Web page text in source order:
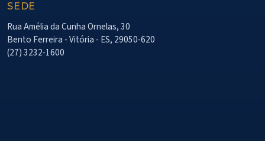
SEDE
Rua Amélia da Cunha Ornelas, 30
Bento Ferreira - Vitória - ES, 29050-620
(27) 3232-1600